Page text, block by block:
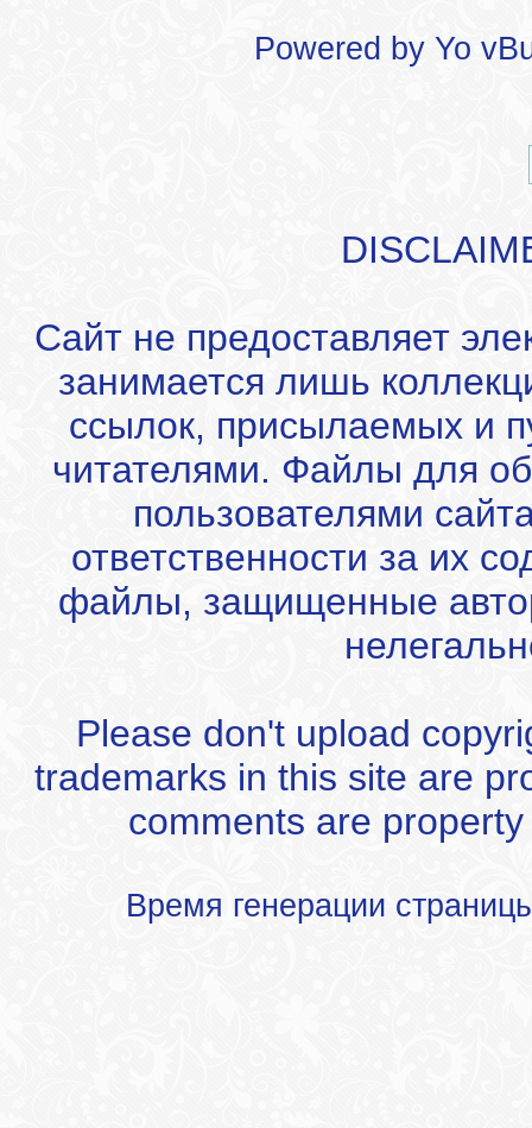
Powered by Yo
Сайт не предоставляет
занимается лишь
ссылок, присылаемых и
читателями. Файлы для
пользователями
ответственности за их
файлы, защищенные
Please don't upload
trademarks in this site are
comments are
Время генерации